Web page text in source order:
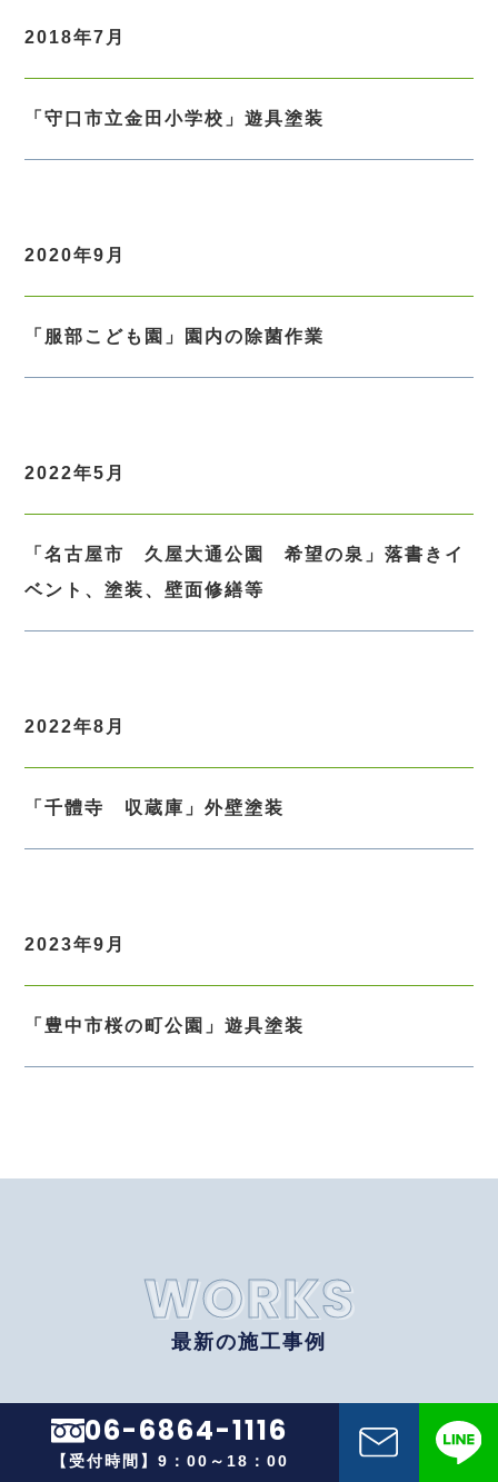
2018年7月
「守口市立金田小学校」遊具塗装
2020年9月
「服部こども園」園内の除菌作業
2022年5月
「名古屋市　久屋大通公園　希望の泉」落書きイ
ベント、塗装、壁面修繕等
2022年8月
「千體寺　収蔵庫」外壁塗装
2023年9月
「豊中市桜の町公園」遊具塗装
WORKS
最新の施工事例
06-6864-1116
【受付時間】9：00～18：00